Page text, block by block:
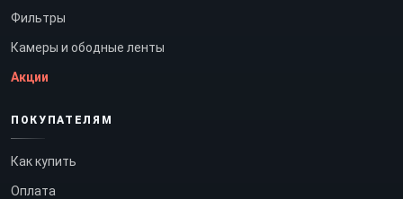
Фильтры
Камеры и ободные ленты
Акции
ПОКУПАТЕЛЯМ
Как купить
Оплата